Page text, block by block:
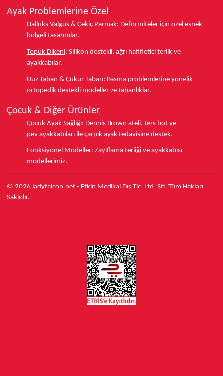
Ayak Problemlerine Özel
Halluks Valgus & Çekiç Parmak: Deformiteler için özel esnek
bölgeli tasarımlar.
Topuk Dikeni: Silikon destekli, ağrı hafifletici terlik ve
ayakkabılar.
Düz Taban & Çukur Taban: Basma problemlerine yönelik
ortopedik destekli modeller ve tabanlıklar.
Çocuk & Diğer Ürünler
Çocuk Ayak Sağlığı: Dennis Brown ateli, ters bot ve
pev ayakkabıları ile çarpık ayak tedavisine destek.
Fonksiyonel Modeller: Zayıflama terliği ve ayakkabısı
modellerimiz.
© 2026 ladyfalcon.net - Etkin Medikal Dış Tic. Ltd. Şti. Tüm Hakları
Saklıdır.